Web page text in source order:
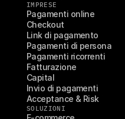
IMPRESE
Pagamenti online
Checkout
Link di pagamento
Pagamenti di persona
Pagamenti ricorrenti
Fatturazione
Capital
Invio di pagamenti
Acceptance & Risk
SOLUZIONI